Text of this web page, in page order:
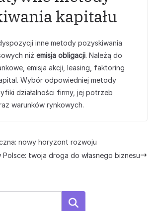
kapitału
inne metody pozyskiwania
niż emisja obligacji. Należą do
emisja akcji, leasing, faktoring
Wybór odpowiedniej metody
działalności firmy, jej potrzeb
warunków rynkowych.
nowy horyzont rozwoju
Polsce: twoja droga do własnego biznesu
Szukaj